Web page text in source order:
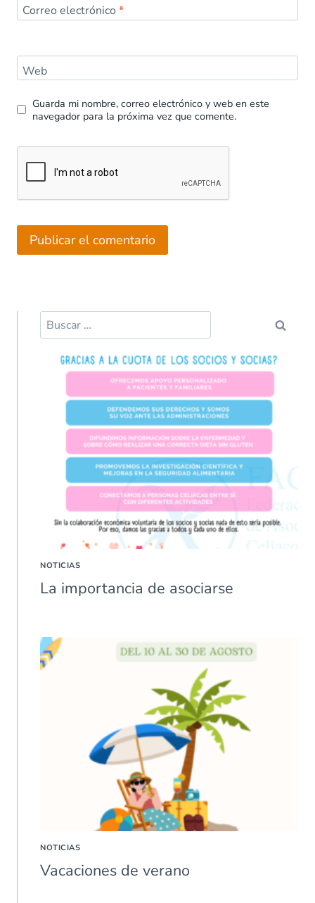
Correo electrónico *
Web
Guarda mi nombre, correo electrónico y web en este
navegador para la próxima vez que comente.
Buscar:
NOTICIAS
La importancia de asociarse
NOTICIAS
Vacaciones de verano